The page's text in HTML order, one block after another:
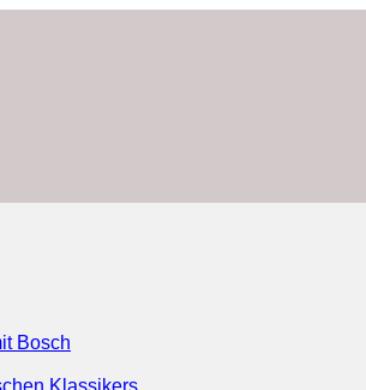
Bosch
Klassikers